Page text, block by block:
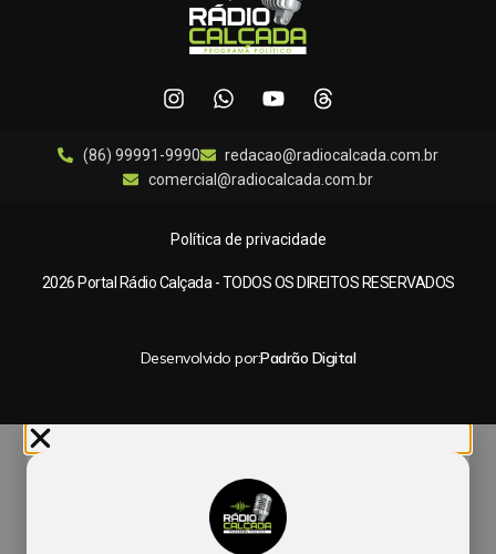
(86) 99991-9990
redacao@radiocalcada.com.br
comercial@radiocalcada.com.br
Política de privacidade
2026 Portal Rádio Calçada - TODOS OS DIREITOS RESERVADOS
Desenvolvido por:Padrão Digital